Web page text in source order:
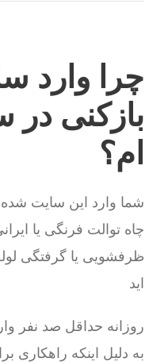
چرا وارد
بازکنی
ام؟
شما وارد این سایت
چاه توالت فرنگی یا
ظرفشویی یا گرفتگی
اید
روزانه حداقل صد نفر
به دلیل اینکه راهکاری